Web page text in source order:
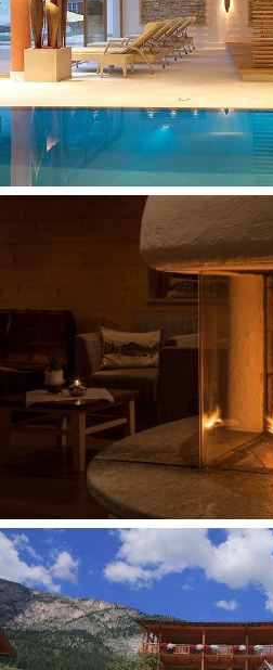
balkonas
numerių tvarkymas: kasdien
patalynės keitimas: pagal
šlepetės
grindys: medinis
vonia arba dušas
televizorius: palydovinė
kosmetinis veidrodis
internetas: Wi-Fi nemokamai
vonios reikmenys
televizorius: plazminis (40 colių)
Pramogos ir sportas
pirtis nemokamai
masažas už papildomą mokestį
Wellness centras (su poilsio
sauna nemokamai (suomiška)
kosmetinės procedūros
papildomą mokestį
sūkurinė vonia nemokamai (ir
vaizdu)